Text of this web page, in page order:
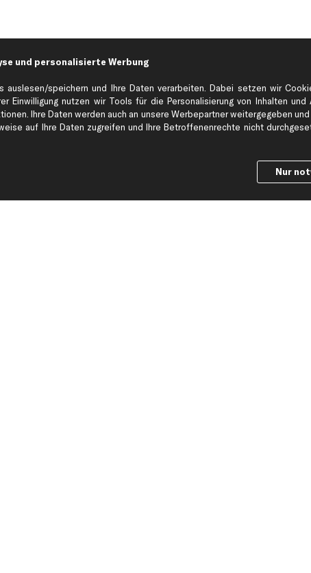
Hilfe & Support Top
Bremssattel
und personalisierte Werbung
speichern und Ihre Daten verarbeiten. Dabei setzen wir
Einwilligung nutzen wir Tools für die Personalisierung von Inhalten
Ihre Daten werden auch an unsere Werbepartner weitergegeben
auf Ihre Daten zugreifen und Ihre Betroffenenrechte nicht
Nur